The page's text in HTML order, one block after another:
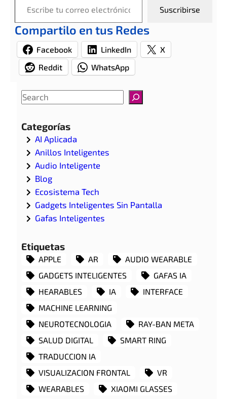
Suscribirse
Compartilo en tus Redes
Facebook LinkedIn
X
Reddit
WhatsApp
S
a
Categorías
AI Aplicada
Anillos Inteligentes
Audio Inteligente
Blog
Ecosistema Tech
Gadgets Inteligentes Sin Pantalla
Gafas Inteligentes
Etiquetas
APPLE AR
AUDIO WEARABLE
GADGETS INTELIGENTES
GAFAS IA
HEARABLES
IA
INTERFACE
MACHINE LEARNING
NEUROTECNOLOGIA
RAY-BAN META
SALUD DIGITAL
SMART RING
TRADUCCION IA
VISUALIZACION FRONTAL
VR
WEARABLES
XIAOMI GLASSES